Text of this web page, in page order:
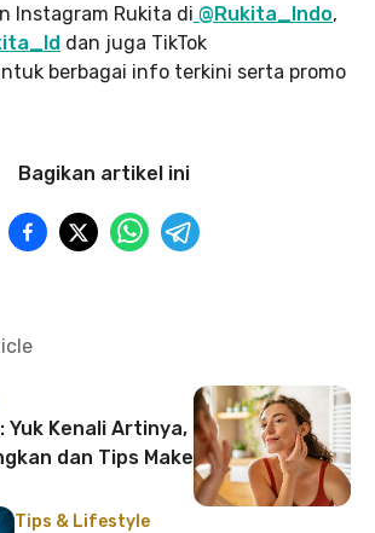
Instagram Rukita di @Rukita_Indo,
dan juga TikTok
berbagai info terkini serta promo
Bagikan artikel ini
Yuk Kenali Artinya,
dan Tips Make
Tips & Lifestyle